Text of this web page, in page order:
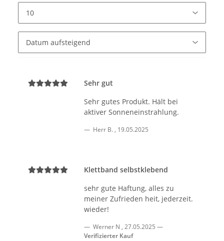
Sehr gut
Sehr gutes Produkt. Hält bei
aktiver Sonneneinstrahlung.
Herr B. , 19.05.2025
Klettband selbstklebend
sehr gute Haftung, alles zu
meiner Zufrieden heit, jederzeit.
wieder!
Werner N , 27.05.2025
Verifizierter Kauf